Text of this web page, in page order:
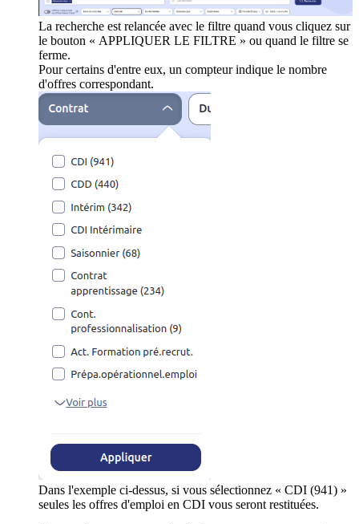
La recherche est relancée avec le filtre quand vous cliquez sur
le bouton « APPLIQUER LE FILTRE » ou quand le filtre se
ferme.
Pour certains d'entre eux, un compteur indique le nombre
d'offres correspondant.
Dans l'exemple ci-dessus, si vous sélectionnez « CDI (941) »
seules les offres d'emploi en CDI vous seront restituées.